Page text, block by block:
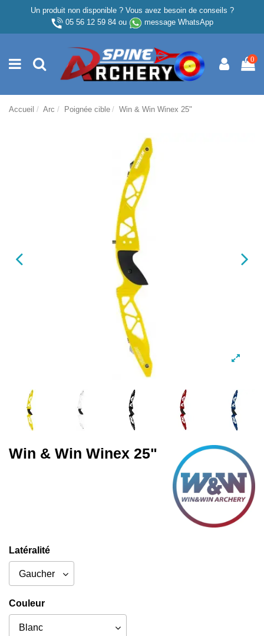
Un produit non disponible ? Vous avez besoin de conseils ?
05 56 12 59 84ou message WhatsApp
0
Accueil Arc Poignée cible Win & Win Winex 25"
Win & Win Winex 25"
Latéralité
Couleur